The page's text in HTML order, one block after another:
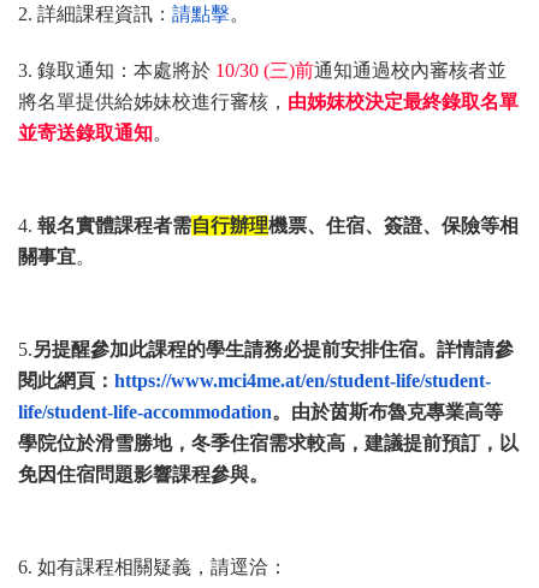
2. 詳細課程資訊： 請點擊。
3. 錄取通知：本處將於 10/30 (三)前通知通過校內審核者並
將名單提供給姊妹校進行審核， 由姊妺校決定最終錄取名單
並寄送錄取通知。
4. 報名實體課程者需自行辦理機票、住宿、簽證、 保險等相
關事宜。
5.另提醒參加此課程的學生請務必提前安排住宿。 詳情請參
閱此網頁： https://www.mci4me.at/en/student-life/student-
life/student-life-accommodation。 由於茵斯布魯克專業高等
學院位於滑雪勝地，冬季住宿需求較高， 建議提前預訂，以
免因住宿問題影響課程參與。
6. 如有課程相關疑義，請逕洽：